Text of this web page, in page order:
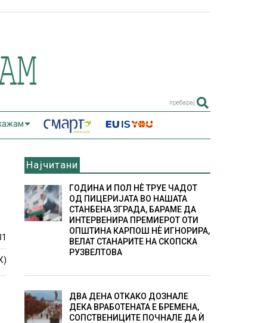
пребарај
Најчитани
ГОДИНА И ПОЛ НÈ ТРУЕ ЧАДОТ
ОД ПИЦЕРИЈАТА ВО НАШАТА
СТАНБЕНА ЗГРАДА, БАРАМЕ ДА
ИНТЕРВЕНИРА ПРЕМИЕРОТ ОТИ
ОПШТИНА КАРПОШ НÈ ИГНОРИРА,
ВЕЛАТ СТАНАРИТЕ НА СКОПСКА
РУЗВЕЛТОВА
ДВА ДЕНА ОТКАКО ДОЗНАЛЕ
ДЕКА ВРАБОТЕНАТА Е БРЕМЕНА,
СОПСТВЕНИЦИТЕ ПОЧНАЛЕ ДА Ѝ